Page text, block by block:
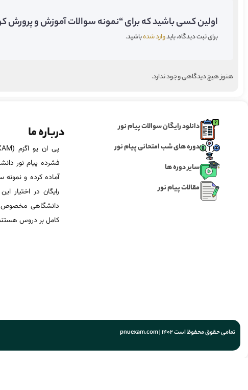
اولین کسی باشید که برای “نمونه سوالات آموزش و پرورش
برای ثبت دیدگاه، بایدوارد شدهباشید.
هنوز هیچ دیدگاهی وجود ندارد.
دانلود رایگان سوالات پیام نور
دوره های شب امتحانی پیام نور
سایر دوره ها
مقالات پیام نور
درباره ما
فشرده پیام نور
آماده‌ کرده و
رایگان در اختیار
دانشگاهی مخصوص
کامل بر دروس
تمامی حقوق محفوظ است 1402 | pnuexam.com